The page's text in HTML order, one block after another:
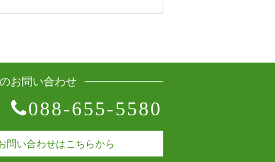
お問い合わせ
088-655-5580
問い合わせはこちらから